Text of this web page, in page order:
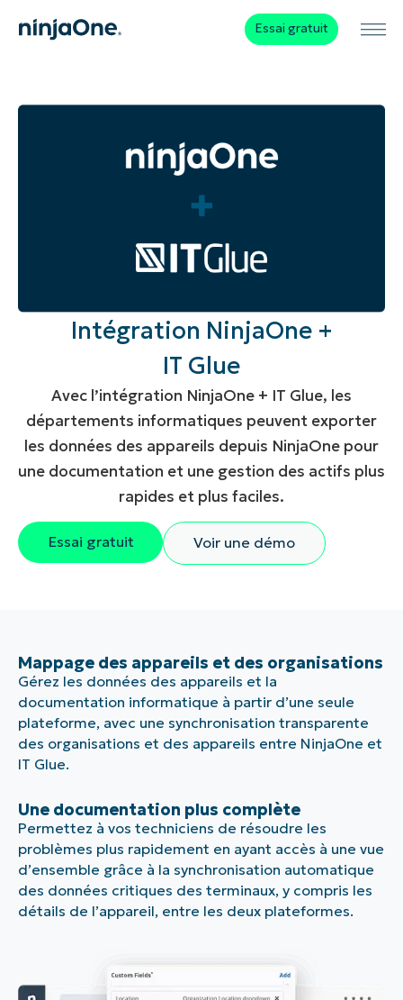
Essai gratuit
Intégration NinjaOne +
IT Glue
Avec l’intégration NinjaOne + IT Glue, les
départements informatiques peuvent exporter
les données des appareils depuis NinjaOne pour
une documentation et une gestion des actifs plus
rapides et plus faciles.
Essai gratuit Voir une démo
Mappage des appareils et des organisations
Gérez les données des appareils et la
documentation informatique à partir d’une seule
plateforme, avec une synchronisation transparente
des organisations et des appareils entre NinjaOne et
IT Glue.
Une documentation plus complète
Permettez à vos techniciens de résoudre les
problèmes plus rapidement en ayant accès à une vue
d’ensemble grâce à la synchronisation automatique
des données critiques des terminaux, y compris les
détails de l’appareil, entre les deux plateformes.